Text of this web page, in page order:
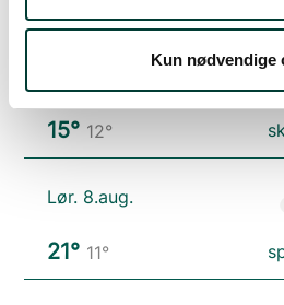
Kun nødvendige
15° 12°
Lør. 8.aug.
21° 11°